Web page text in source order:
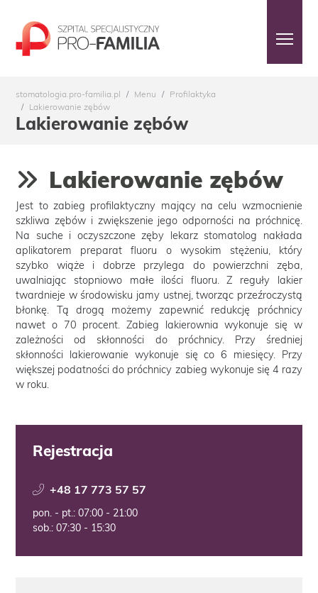
stomatologia.pro-familia.pl Menu
Profilaktyka
Lakierowanie zębów
Lakierowanie zębów
Lakierowanie zębów
Jest to zabieg profilaktyczny mający na celu wzmocnienie
szkliwa zębów i zwiększenie jego odporności na próchnicę.
Na suche i oczyszczone zęby lekarz stomatolog nakłada
aplikatorem preparat fluoru o wysokim stężeniu, który
szybko wiąże i dobrze przylega do powierzchni zęba,
uwalniając stopniowo małe ilości fluoru. Z reguły lakier
twardnieje w środowisku jamy ustnej, tworząc przeźroczystą
błonkę. Tą drogą możemy zapewnić redukcję próchnicy
nawet o 70 procent. Zabieg lakierownia wykonuje się w
zależności od skłonności do próchnicy. Przy średniej
skłonności lakierowanie wykonuje się co 6 miesięcy. Przy
większej podatności do próchnicy zabieg wykonuje się 4 razy
w roku.
Rejestracja
+48 17 773 57 57
pon. - pt.: 07:00 - 21:00
sob.: 07:30 - 15:30